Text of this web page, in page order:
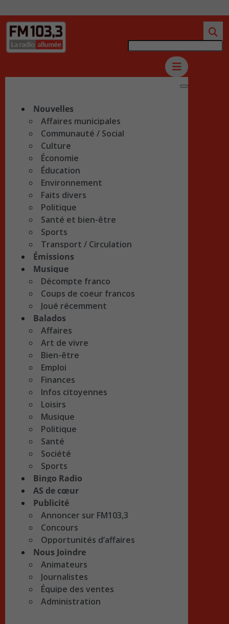
Nouvelles
Affaires municipales
Communauté / Social
Culture
Économie
Éducation
Environnement
Faits divers
Politique
Santé et bien-être
Sports
Transport / Circulation
Émissions
Musique
Décompte franco
Coups de coeur francos
Joué récemment
Balados
Affaires
Art de vivre
Bien-être
Emploi
Finances
Infos citoyennes
Loisirs
Musique
Politique
Santé
Société
Sports
Bingo Radio
AS de cœur
Publicité
Annoncer sur FM103,3
Concours
Opportunités d’affaires
Nous Joindre
Animateurs
Journalistes
Équipe des ventes
Administration